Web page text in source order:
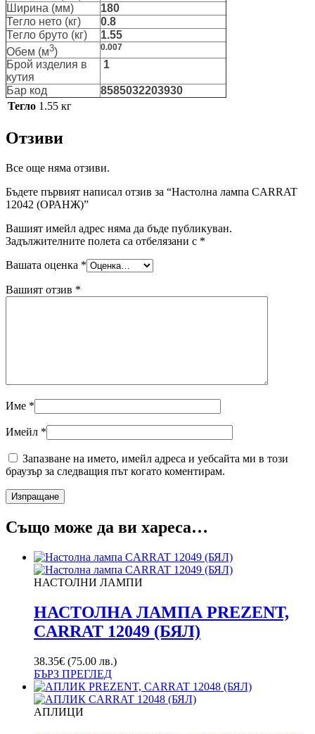
Ширина (мм)
180
Тегло нето (кг)
0.8
Тегло бруто (кг)
1.55
Обем (м3) 0.007
Брой изделия в
кутия
1
Бар код
8585032203930
Тегло 1.55 кг
Отзиви
Все още няма отзиви.
Бъдете първият написал отзив за “Настолна лампа CARRAT
12042 (ОРАНЖ)”
Вашият имейл адрес няма да бъде публикуван.
Задължителните полета са отбелязани с *
Вашата оценка *
Вашият отзив *
Име *
Имейл *
Запазване на името, имейл адреса и уебсайта ми в този
браузър за следващия път когато коментирам.
Също може да ви хареса…
НАСТОЛНИ ЛАМПИ
НАСТОЛНА ЛАМПА PREZENT,
CARRAT 12049 (БЯЛ)
38.35€ (75.00 лв.)
БЪРЗ ПРЕГЛЕД
АПЛИЦИ